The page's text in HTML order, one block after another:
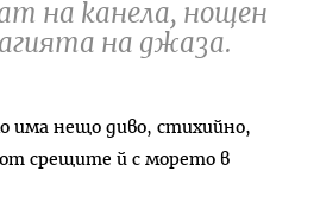
на канела, нощен
на джаза.
има нещо диво, стихийно,
срещите й с морето в